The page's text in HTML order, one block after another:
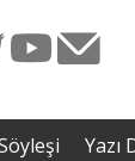
için çağrı
Yazı